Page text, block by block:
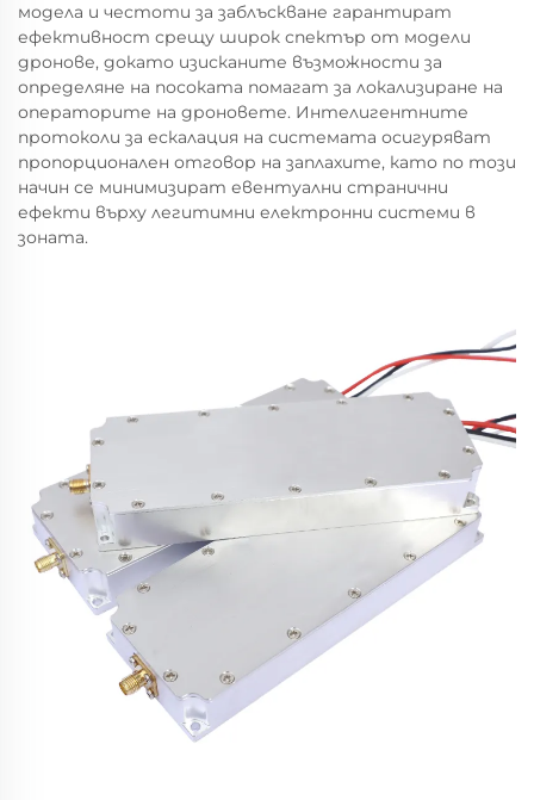
модела и честоти за заблъскване гарантират
ефективност срещу широк спектър от модели
дронове, докато изисканите възможности за
определяне на посоката помагат за локализиране на
операторите на дроновете. Интелигентните
протоколи за ескалация на системата осигуряват
пропорционален отговор на заплахите, като по този
начин се минимизират евентуални странични
ефекти върху легитимни електронни системи в
зоната.